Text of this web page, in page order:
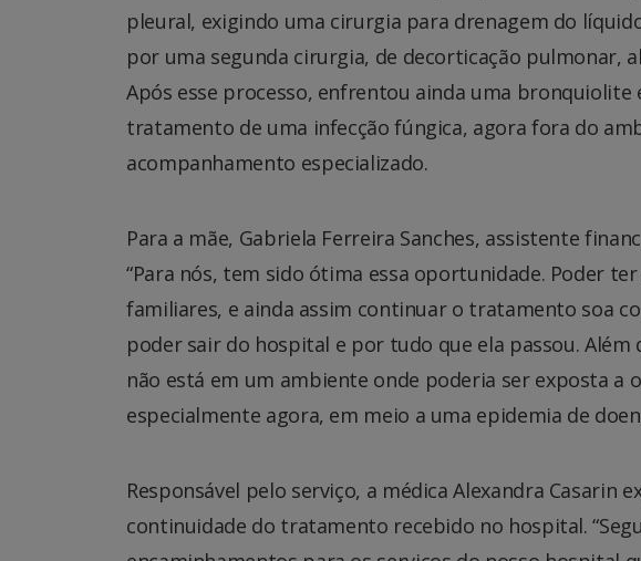
pleural, exigindo uma cirurgia para drenagem do
por uma segunda cirurgia, de decorticação pulmonar,
Após esse processo, enfrentou ainda uma bronquiolite
tratamento de uma infecção fúngica, agora fora do
acompanhamento especializado.
Para a mãe, Gabriela Ferreira Sanches, assistente
“Para nós, tem sido ótima essa oportunidade. Poder
familiares, e ainda assim continuar o tratamento soa
poder sair do hospital e por tudo que ela passou.
não está em um ambiente onde poderia ser exposta a
especialmente agora, em meio a uma epidemia de
Responsável pelo serviço, a médica Alexandra Casarin
continuidade do tratamento recebido no hospital.